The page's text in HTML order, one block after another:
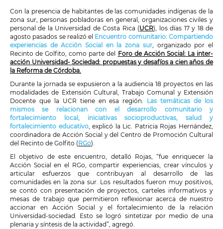
Con la presencia de habitantes de las comunidades indígenas de la
zona sur, personas pobladoras en general, organizaciones civiles y
personal de la Universidad de Costa Rica (UCR), los días 17 y 18 de
agosto pasados se realizó el Encuentro comunitario: Compartiendo
experiencias de Acción Social en la zona sur, organizado por el
Recinto de Golfito, como parte del Foro de Acción Social: La inter-
acción Universidad- Sociedad: propuestas y desafíos a cien años de
la Reforma de Córdoba.
Durante la jornada se expusieron a la audiencia 18 proyectos en las
modalidades de Extensión Cultural, Trabajo Comunal y Extensión
Docente que la UCR tiene en esa región. Las temáticas de los
mismos se relacionan con el desarrollo comunitario y
fortalecimiento local, iniciativas socioproductivas, salud y
fortalecimiento educativo, explicó la Lic. Patricia Rojas Hernández,
coordinadora de Acción Social y del Centro de Promoción Cultural
del Recinto de Golfito (RGo).
El objetivo de este encuentro, detalló Rojas, “fue enriquecer la
Acción Social en el RGo, compartir experiencias, crear vínculos y
articular esfuerzos que contribuyan al desarrollo de las
comunidades en la zona sur. Los resultados fueron muy positivos,
se contó con presentación de proyectos, carteles informativos y
mesas de trabajo que permitieron reflexionar acerca de nuestro
accionar en Acción Social y el fortalecimiento de la relación
Universidad-sociedad. Esto se logró sintetizar por medio de una
plenaria y síntesis de la actividad”, agregó.